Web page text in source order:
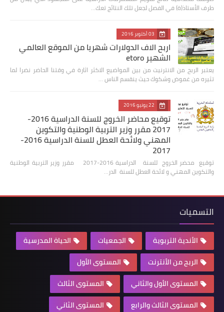
طرف الأستاذ(ة) في الفصل لجعل تلك النتائج تعك…
03 أكتوبر 2016
اربح الاف الدولارات شهريا من الموقع العالمي
الشهير etoro
يعتبر الربح من الانترنيت من بين المواضيع الاكثر اثارة في وقتنا الحاضر نضرا لما
تثيره من غموض وشكوك حيث ينقسم الناس …
22 يونيو 2016
توقيع محاضر الخروج للسنة الدراسية 2016-
2017 مقرر وزير التربية الوطنية والتكوين
المهني ولائحة العطل للسنة الدراسية 2016-
2017
توقيع محضر الخروج للسنة الدراسية 2016-2017 مقرر وزير التربية الوطنية
والتكوين المهني و لائحة العطل للسنة الدر…
التسميات
الأندية التربوية الجمعيات
الحياة المدرسية
الربح من الأنترنت
المستوى الأول
المستوى الأول والثاني
المستوى الثالث
المستوى الثالث والرابع
المستوى الثاني